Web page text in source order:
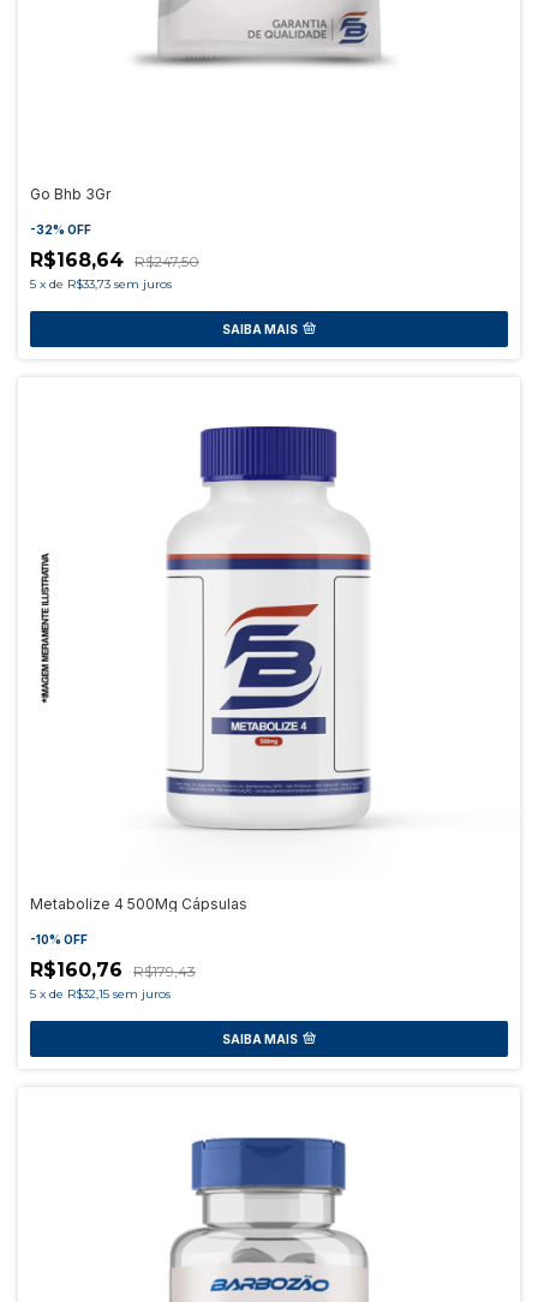
Go Bhb 3Gr
-32% OFF
R$168,64 R$247,50
5 x de R$33,73 sem juros
SAIBA MAIS
Metabolize 4 500Mg Cápsulas
-10% OFF
R$160,76 R$179,43
5 x de R$32,15 sem juros
SAIBA MAIS